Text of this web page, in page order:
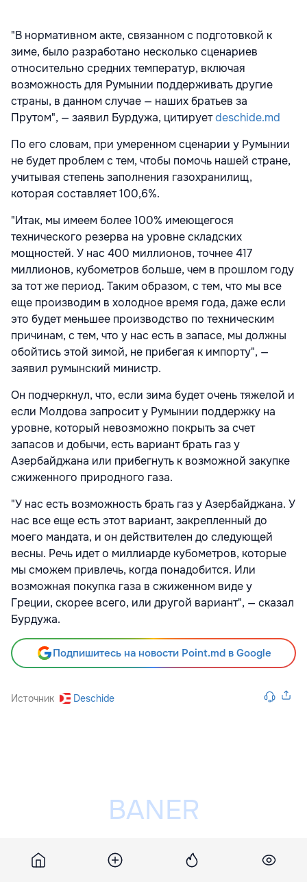
"В нормативном акте, связанном с подготовкой к
зиме, было разработано несколько сценариев
относительно средних температур, включая
возможность для Румынии поддерживать другие
страны, в данном случае — наших братьев за
Прутом", — заявил Бурдужа, цитируетdeschide.md
По его словам, при умеренном сценарии у Румынии
не будет проблем с тем, чтобы помочь нашей стране,
учитывая степень заполнения газохранилищ,
которая составляет 100,6%.
"Итак, мы имеем более 100% имеющегося
технического резерва на уровне складских
мощностей. У нас 400 миллионов, точнее 417
миллионов, кубометров больше, чем в прошлом году
за тот же период. Таким образом, с тем, что мы все
еще производим в холодное время года, даже если
это будет меньшее производство по техническим
причинам, с тем, что у нас есть в запасе, мы должны
обойтись этой зимой, не прибегая к импорту", —
заявил румынский министр.
Он подчеркнул, что, если зима будет очень тяжелой и
если Молдова запросит у Румынии поддержку на
уровне, который невозможно покрыть за счет
запасов и добычи, есть вариант брать газ у
Азербайджана или прибегнуть к возможной закупке
сжиженного природного газа.
"У нас есть возможность брать газ у Азербайджана. У
нас все еще есть этот вариант, закрепленный до
моего мандата, и он действителен до следующей
весны. Речь идет о миллиарде кубометров, которые
мы сможем привлечь, когда понадобится. Или
возможная покупка газа в сжиженном виде у
Греции, скорее всего, или другой вариант", — сказал
Бурдужа.
Подпишитесь на новости Point.md в Google
Источник Deschide